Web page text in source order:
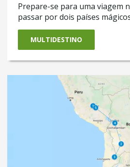
Prepare-se para uma viagem
passar por dois países
Latina. Neste roteiro, você vai
e sua capital La Paz,
mais alta do mundo e não
famoso Lago Titicaca e a
Salar de Uyuni, o deserto de
deparar com vulcões, lagoas e
muitas cores! Finalmente,
chilena de San Pedro do
pelo árido e intrigante
MULTIDESTINO